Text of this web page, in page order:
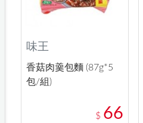
味王
香菇肉羹包麵 (87g*5
包/組)
$ 66